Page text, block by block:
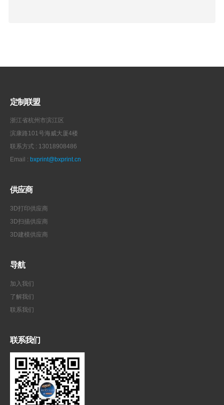
定制联盟
浙江省杭州市滨江区
滨康路101号海威大厦4楼
联系方式 : 13018908486
Email : bxprint@bxprint.cn
供应商
3D打印供应商
3D扫描供应商
3D建模供应商
导航
加入我们
了解我们
联系我们
联系我们